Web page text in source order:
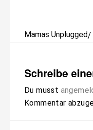
Mamas Unplugged/
Schreibe
Du musst
Kommentar